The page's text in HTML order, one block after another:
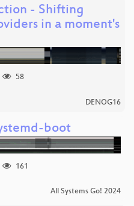
- Shifting
in a moment's
58
DENOG16
boot
161
All Systems Go! 2024